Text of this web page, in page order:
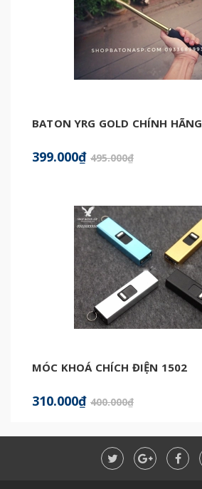
BATON YRG GOLD CHÍNH HÃNG
399.000₫ 495.000₫
MÓC KHOÁ CHÍCH ĐIỆN 1502
310.000₫ 400.000₫